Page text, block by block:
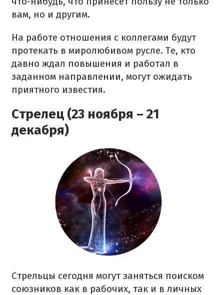
вам, но и другим.
На работе отношения с коллегами будут
протекать в миролюбивом русле. Те, кто
давно ждал повышения и работал в
заданном направлении, могут ожидать
приятного известия.
Стрелец (23 ноября – 21
декабря)
Стрельцы сегодня могут заняться поиском
союзников как в рабочих, так и в личных